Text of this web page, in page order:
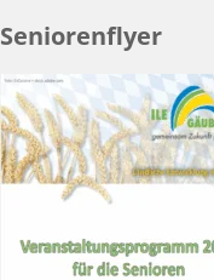
Seniorenflyer